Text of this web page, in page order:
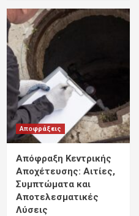
Αποφράξεις
Απόφραξη Κεντρικής
Αποχέτευσης: Αιτίες,
Συμπτώματα και
Αποτελεσματικές
Λύσεις